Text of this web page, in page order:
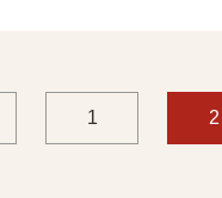
1 2